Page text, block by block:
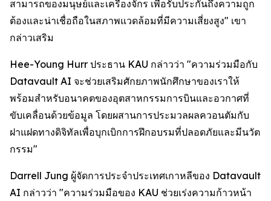
สามารถของมนุษย์และเครื่องจักร เพื่อรับประกันถึงความถูก
ต้องและน่าเชื่อถือในสภาพแวดล้อมที่มีความเสี่ยงสูง" เขา
กล่าวเสริม
Hee-Young Hurr ประธาน KAU กล่าวว่า "ความร่วมมือกับ
Datavault AI จะช่วยเสริมศักยภาพนักศึกษาของเราให้
พร้อมสำหรับอนาคตของอุตสาหกรรมการบินและอวกาศที่
ขับเคลื่อนด้วยข้อมูล โดยผสานการประมวลผลควอนตัมกับ
ฝาแฝดทางดิจิทัลเพื่อบุกเบิกการฝึกอบรมที่ปลอดภัยและมีนวัต
กรรม"
Darrell Jung ผู้จัดการประจำประเทศเกาหลีของ Datavault
AI กล่าวว่า "ความร่วมมือของ KAU ช่วยเร่งความก้าวหน้า